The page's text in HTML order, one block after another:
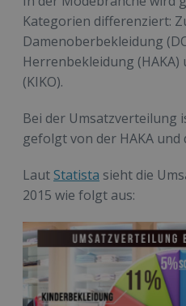
Kategorien differenziert:
Damenoberbekleidung
Herrenbekleidung
(KIKO).
Bei der Umsatzverteilung
gefolgt von der HAKA und
Laut Statista sieht die
2015 wie folgt aus: